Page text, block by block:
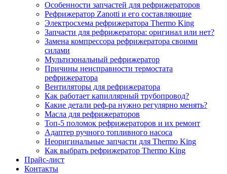
Особенности запчастей для рефрижераторов
Рефрижератор Zanotti и его составляющие
Электросхема рефрижератора Thermo King
Запчасти для рефрижератора: оригинал или нет?
Замена компрессора рефрижератора своими
силами
Мультизональный рефрижератор
Причины неисправности термостата
рефрижератора
Вентиляторы для рефрижератора
Как работает капиллярный трубопровод?
Какие детали реф-ра нужно регулярно менять?
Масла для рефрижераторов
Топ-5 поломок рефрижераторов и их ремонт
Адаптер ручного топливного насоса
Неоригинальные запчасти для Thermo King
Как выбрать рефрижератор Thermo King
Прайс-лист
Контакты